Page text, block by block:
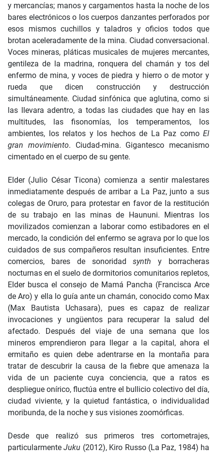
y mercancías; manos y cargamentos hasta la noche de los
bares electrónicos o los cuerpos danzantes perforados por
esos mismos cuchillos y taladros y oficios todos que
brotan aceleradamente de la mina. Ciudad conversacional.
Voces mineras, pláticas musicales de mujeres mercantes,
gentileza de la madrina, ronquera del chamán y tos del
enfermo de mina, y voces de piedra y hierro o de motor y
rueda que dicen construcción y destrucción
simultáneamente. Ciudad sinfónica que aglutina, como si
las llevara adentro, a todas las ciudades que hay en las
multitudes, las fisonomías, los temperamentos, los
ambientes, los relatos y los hechos de La Paz como El
gran movimiento. Ciudad-mina. Gigantesco mecanismo
cimentado en el cuerpo de su gente.
Elder (Julio César Ticona) comienza a sentir malestares
inmediatamente después de arribar a La Paz, junto a sus
colegas de Oruro, para protestar en favor de la restitución
de su trabajo en las minas de Haununi. Mientras los
movilizados comienzan a laborar como estibadores en el
mercado, la condición del enfermo se agrava por lo que los
cuidados de sus compañeros resultan insuficientes. Entre
comercios, bares de sonoridadsynth y borracheras
nocturnas en el suelo de dormitorios comunitarios repletos,
Elder busca el consejo de Mamá Pancha (Francisca Arce
de Aro) y ella lo guía ante un chamán, conocido como Max
(Max Bautista Uchasara), pues es capaz de realizar
invocaciones y ungüentos para recuperar la salud del
afectado. Después del viaje de una semana que los
mineros emprendieron para llegar a la capital, ahora el
ermitaño es quien debe adentrarse en la montaña para
tratar de descubrir la causa de la fiebre que amenaza la
vida de un paciente cuya conciencia, que a ratos es
despliegue onírico, fluctúa entre el bullicio colectivo del día,
ciudad viviente, y la quietud fantástica, o individualidad
moribunda, de la noche y sus visiones zoomórficas.
Desde que realizó sus primeros tres cortometrajes,
particularmenteJuku (2012), Kiro Russo (La Paz, 1984) ha